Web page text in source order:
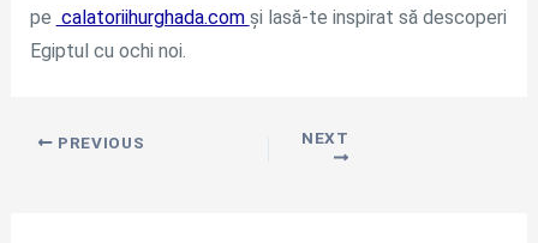
pe calatoriihurghada.com și lasă-te inspirat să descoperi
Egiptul cu ochi noi.
PREVIOUS NEXT